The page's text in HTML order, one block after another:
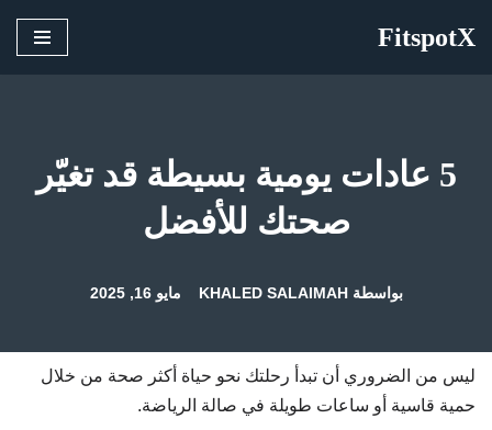
FitspotX
5 عادات يومية بسيطة قد تغيّر
صحتك للأفضل
بواسطةKHALED SALAIMAH مايو 16, 2025
ليس من الضروري أن تبدأ رحلتك نحو حياة أكثر صحة من خلال
حمية قاسية أو ساعات طويلة في صالة الرياضة.